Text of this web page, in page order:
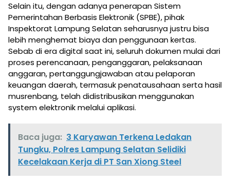
Selain itu, dengan adanya penerapan Sistem
Pemerintahan Berbasis Elektronik (SPBE), pihak
Inspektorat Lampung Selatan seharusnya justru bisa
lebih menghemat biaya dan penggunaan kertas.
Sebab di era digital saat ini, seluruh dokumen mulai dari
proses perencanaan, penganggaran, pelaksanaan
anggaran, pertanggungjawaban atau pelaporan
keuangan daerah, termasuk penatausahaan serta hasil
musrenbang, telah didistribusikan menggunakan
system elektronik melalui aplikasi.
Baca juga: 3 Karyawan Terkena Ledakan
Tungku, Polres Lampung Selatan Selidiki
Kecelakaan Kerja di PT San Xiong Steel